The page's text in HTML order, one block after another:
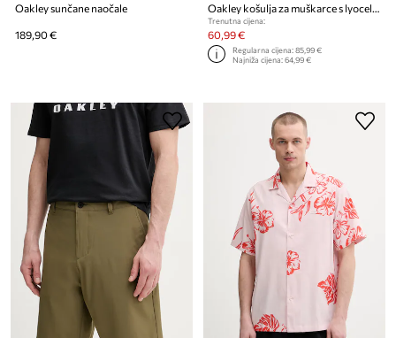
Oakley sunčane naočale
189,90 €
Trenutna cijena:
60,99 €
Regularna cijena:85,99 €
Najniža cijena:64,99 €